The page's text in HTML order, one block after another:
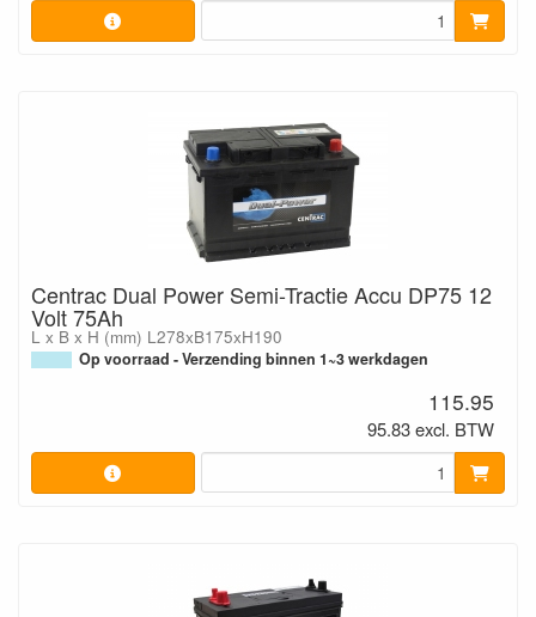
Centrac Dual Power Semi-Tractie Accu DP75 12
Volt 75Ah
L x B x H (mm) L278xB175xH190
Op voorraad - Verzending binnen 1~3 werkdagen
115.95
95.83 excl. BTW